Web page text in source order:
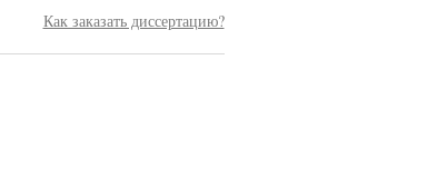
Как заказать диссертацию?